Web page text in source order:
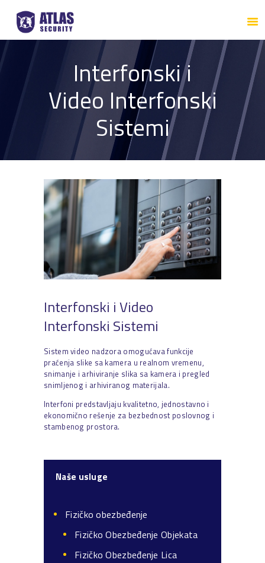
Interfonski i
Video Interfonski
Sistemi
NASLOVNA
O NAMA
ATLAS SECURITY
SISTEM
ZAPOSLENJE
KONTAKT
Interfonski i Video
Interfonski Sistemi
Sistem video nadzora omogućava funkcije
praćenja slike sa kamera u realnom vremenu,
snimanje i arhiviranje slika sa kamera i pregled
snimljenog i arhiviranog materijala.
Interfoni predstavljaju kvalitetno, jednostavno i
ekonomično rešenje za bezbednost poslovnog i
stambenog prostora.
Naše usluge
Fizičko obezbeđenje
Fizičko Obezbeđenje Objekata
Fizičko Obezbeđenje Lica